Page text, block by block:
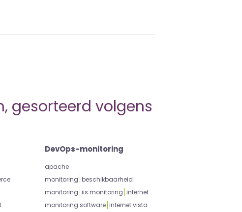
gesorteerd volgens
DevOps-monitoring
apache
monitoring beschikbaarheid
monitoring iis monitoring internet
monitoring software internet vista